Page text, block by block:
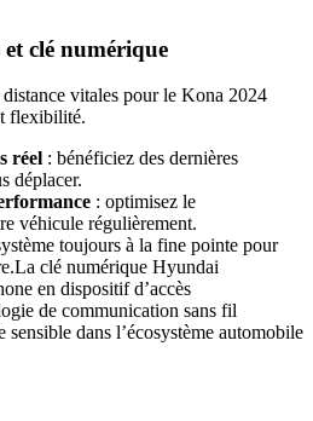
clé numérique
vitales pour le Kona 2024
flexibilité.
réel : bénéficiez des dernières
déplacer.
: optimisez le
véhicule régulièrement.
toujours à la fine pointe pour
clé numérique Hyundai
en dispositif d’accès
de communication sans fil
sensible dans l’écosystème automobile